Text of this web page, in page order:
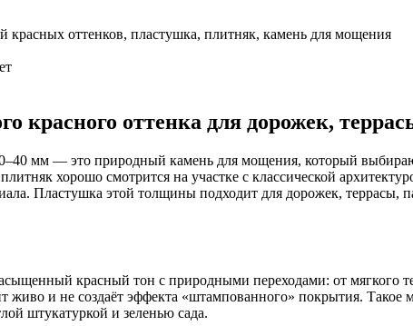
оттенков, пластушка, плитняк, камень для мощения
красного оттенка для дорожек,
мм — это природный камень для мощения, который
хорошо смотрится на участке с классической
Пластушка этой толщины подходит для дорожек,
красный тон с природными переходами: от мягкого
живо и не создаёт эффекта «штампованного» покрытия. Такое
штукатуркой и зеленью сада.